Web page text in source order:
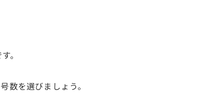
。
数を選びましょう。